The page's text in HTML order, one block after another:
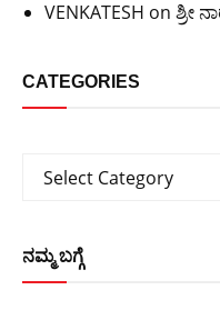
VENKATESH on ಶ್ರೀ
CATEGORIES
Categories
Select Category
ನಮ್ಮ ಬಗ್ಗೆ